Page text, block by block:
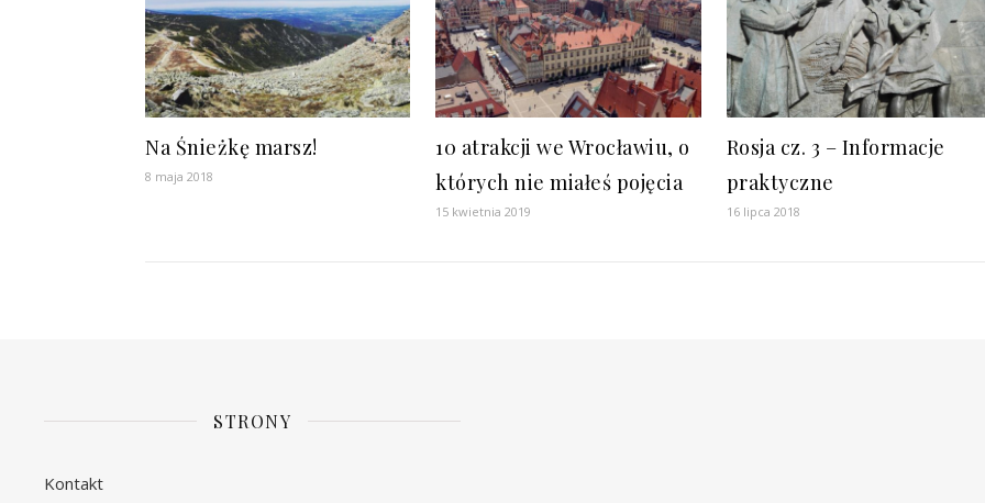
Na Śnieżkę marsz!
8 maja 2018
10 atrakcji we Wrocławiu, o
których nie miałeś pojęcia
15 kwietnia 2019
Rosja cz. 3 – Informacje
praktyczne
16 lipca 2018
STRONY
Kontakt